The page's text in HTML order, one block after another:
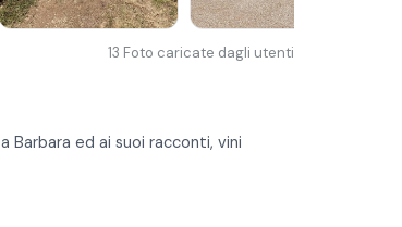
13 Foto caricate dagli utenti
Barbara ed ai suoi racconti, vini